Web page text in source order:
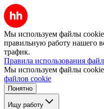
Мы используем файлы
правильную работу нашего
трафик.
Правила использования
Мы используем файлы
файлов cookie
Понятно
Ищу работу